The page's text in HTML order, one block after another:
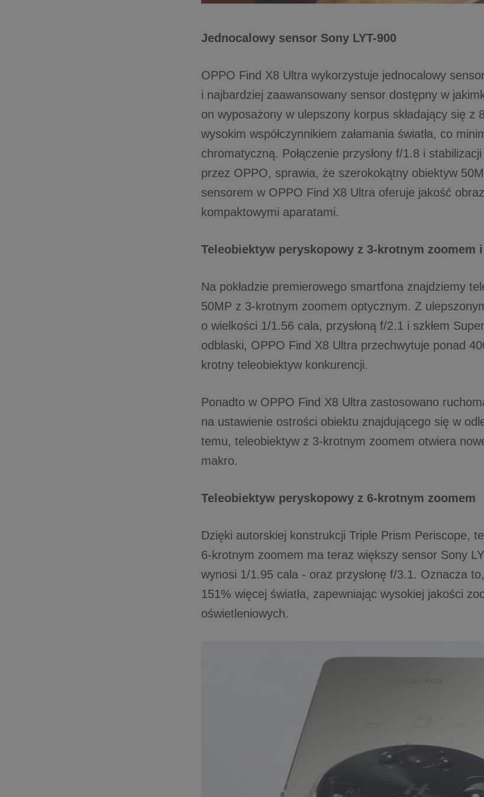
Jednocalowy sensor Sony LYT-900
OPPO Find X8 Ultra wykorzystuje jednocalowy
i najbardziej zaawansowany sensor dostępny w
on wyposażony w ulepszony korpus składający się z
wysokim współczynnikiem załamania światła, co
chromatyczną. Połączenie przysłony f/1.8 i
przez OPPO, sprawia, że szerokokątny obiektyw
sensorem w OPPO Find X8 Ultra oferuje jakość
kompaktowymi aparatami.
Teleobiektyw peryskopowy z 3-krotnym zoomem
Na pokładzie premierowego smartfona znajdziemy
50MP z 3-krotnym zoomem optycznym. Z
o wielkości 1/1.56 cala, przysłoną f/2.1 i szkłem
odblaski, OPPO Find X8 Ultra przechwytuje ponad
krotny teleobiektyw konkurencji.
Ponadto w OPPO Find X8 Ultra zastosowano
na ustawienie ostrości obiektu znajdującego się w
temu, teleobiektyw z 3-krotnym zoomem otwiera
makro.
Teleobiektyw peryskopowy z 6-krotnym zoomem
Dzięki autorskiej konstrukcji Triple Prism Periscope,
6-krotnym zoomem ma teraz większy sensor Sony
wynosi 1/1.95 cala - oraz przysłonę f/3.1. Oznacza
151% więcej światła, zapewniając wysokiej jakości
oświetleniowych.